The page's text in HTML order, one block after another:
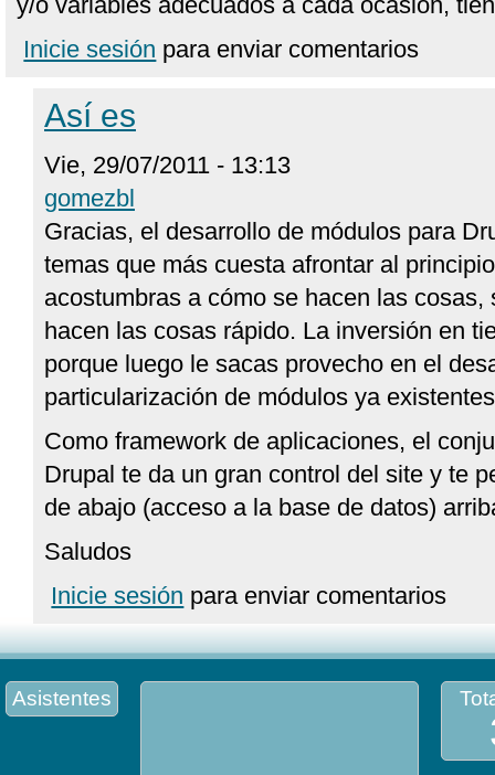
Inicie sesión para enviar comentarios
Así es
Vie, 29/07/2011 - 13:13
gomezbl
Gracias, el desarrollo de módulos para
temas que más cuesta afrontar al
acostumbras a cómo se hacen las
hacen las cosas rápido. La inversión en
porque luego le sacas provecho en el
particularización de módulos ya
Como framework de aplicaciones, el
Drupal te da un gran control del site y te
de abajo (acceso a la base de datos)
Saludos
Inicie sesión para enviar comentarios
Asistentes